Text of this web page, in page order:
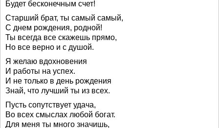
Будет бесконечным счет!
Старший брат, ты самый самый,
С днем рождения, родной!
Ты всегда все скажешь прямо,
Но все верно и с душой.
Я желаю вдохновения
И работы на успех.
И не только в день рождения
Знай, что лучший ты из всех.
Пусть сопутствует удача,
Во всех смыслах любой богат.
Для меня ты много значишь,